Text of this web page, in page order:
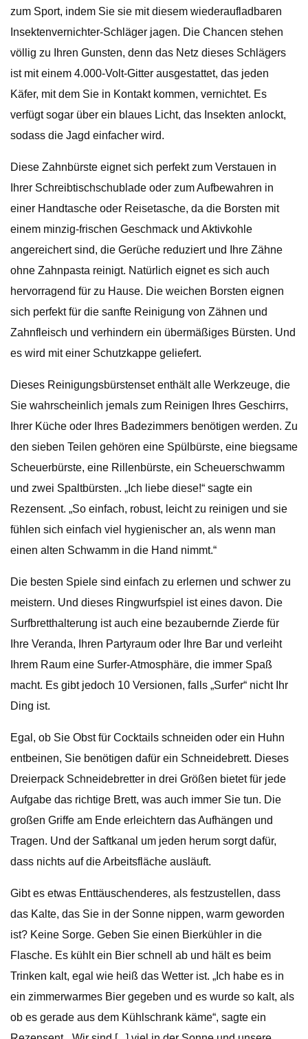
zum Sport, indem Sie sie mit diesem wiederaufladbaren
Insektenvernichter-Schläger jagen. Die Chancen stehen
völlig zu Ihren Gunsten, denn das Netz dieses Schlägers
ist mit einem 4.000-Volt-Gitter ausgestattet, das jeden
Käfer, mit dem Sie in Kontakt kommen, vernichtet. Es
verfügt sogar über ein blaues Licht, das Insekten anlockt,
sodass die Jagd einfacher wird.
Diese Zahnbürste eignet sich perfekt zum Verstauen in
Ihrer Schreibtischschublade oder zum Aufbewahren in
einer Handtasche oder Reisetasche, da die Borsten mit
einem minzig-frischen Geschmack und Aktivkohle
angereichert sind, die Gerüche reduziert und Ihre Zähne
ohne Zahnpasta reinigt. Natürlich eignet es sich auch
hervorragend für zu Hause. Die weichen Borsten eignen
sich perfekt für die sanfte Reinigung von Zähnen und
Zahnfleisch und verhindern ein übermäßiges Bürsten. Und
es wird mit einer Schutzkappe geliefert.
Dieses Reinigungsbürstenset enthält alle Werkzeuge, die
Sie wahrscheinlich jemals zum Reinigen Ihres Geschirrs,
Ihrer Küche oder Ihres Badezimmers benötigen werden. Zu
den sieben Teilen gehören eine Spülbürste, eine biegsame
Scheuerbürste, eine Rillenbürste, ein Scheuerschwamm
und zwei Spaltbürsten. „Ich liebe diese!“ sagte ein
Rezensent. „So einfach, robust, leicht zu reinigen und sie
fühlen sich einfach viel hygienischer an, als wenn man
einen alten Schwamm in die Hand nimmt.“
Die besten Spiele sind einfach zu erlernen und schwer zu
meistern. Und dieses Ringwurfspiel ist eines davon. Die
Surfbretthalterung ist auch eine bezaubernde Zierde für
Ihre Veranda, Ihren Partyraum oder Ihre Bar und verleiht
Ihrem Raum eine Surfer-Atmosphäre, die immer Spaß
macht. Es gibt jedoch 10 Versionen, falls „Surfer“ nicht Ihr
Ding ist.
Egal, ob Sie Obst für Cocktails schneiden oder ein Huhn
entbeinen, Sie benötigen dafür ein Schneidebrett. Dieses
Dreierpack Schneidebretter in drei Größen bietet für jede
Aufgabe das richtige Brett, was auch immer Sie tun. Die
großen Griffe am Ende erleichtern das Aufhängen und
Tragen. Und der Saftkanal um jeden herum sorgt dafür,
dass nichts auf die Arbeitsfläche ausläuft.
Gibt es etwas Enttäuschenderes, als festzustellen, dass
das Kalte, das Sie in der Sonne nippen, warm geworden
ist? Keine Sorge. Geben Sie einen Bierkühler in die
Flasche. Es kühlt ein Bier schnell ab und hält es beim
Trinken kalt, egal wie heiß das Wetter ist. „Ich habe es in
ein zimmerwarmes Bier gegeben und es wurde so kalt, als
ob es gerade aus dem Kühlschrank käme“, sagte ein